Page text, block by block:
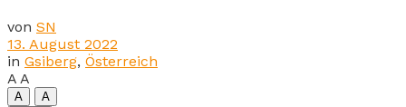
von SN
13. August 2022
in Gsiberg, Österreich
A A
A
A